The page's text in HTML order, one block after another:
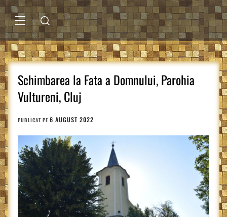
Sari
la
conținutMENIU
PRINCIPAL
Schimbarea la Fata a Domnului, Parohia
Vultureni, Cluj
PUBLICAT PE 6 AUGUST 2022